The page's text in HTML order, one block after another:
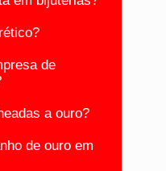
de
a ouro?
de ouro em